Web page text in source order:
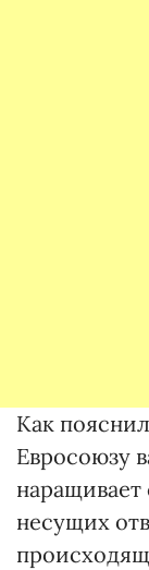
Как
Евросоюзу
несущих